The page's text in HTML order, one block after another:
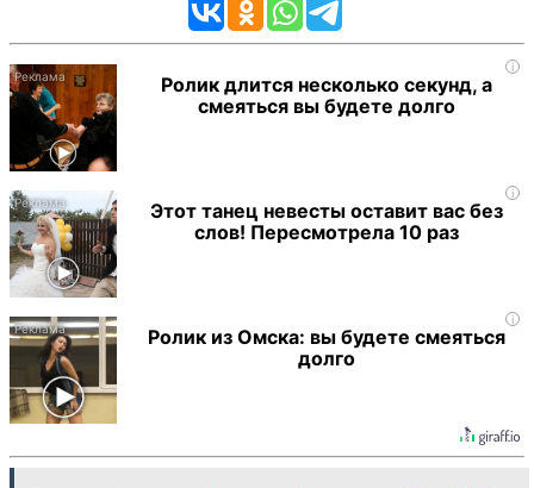
i
Ролик длится несколько секунд, а
смеяться вы будете долго
i
Этот танец невесты оставит вас без
слов! Пересмотрела 10 раз
i
Ролик из Омска: вы будете смеяться
долго